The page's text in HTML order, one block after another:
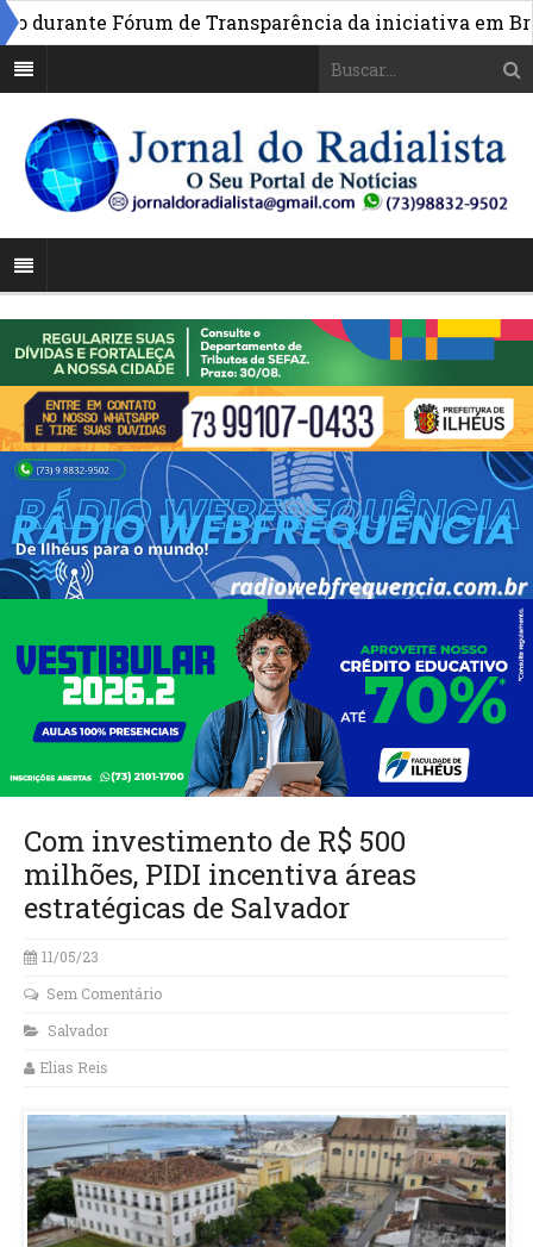
Fórum de Transparência da iniciativa em Brasília
Com investimento de R$ 500
milhões, PIDI incentiva áreas
estratégicas de Salvador
11/05/23
Sem Comentário
Salvador
Elias Reis